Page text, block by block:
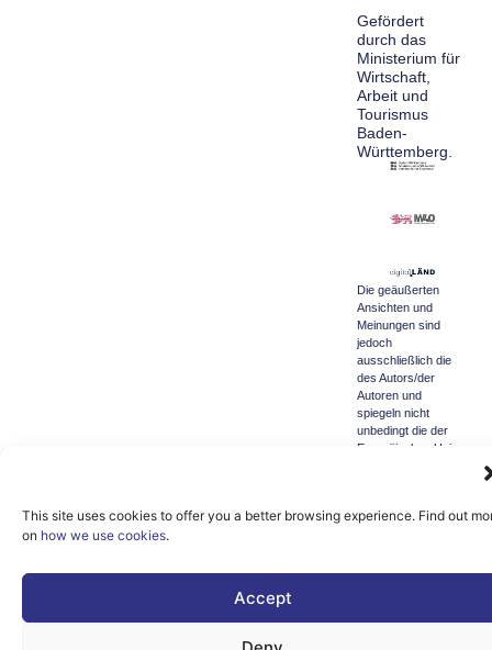
This site uses cookies to offer you a better browsing experience. Find out
on how we use cookies.
Accept
Gefördert
durch das
Ministerium für
Wirtschaft,
Arbeit und
Tourismus
Baden-
Württemberg.
Die geäußerten
Ansichten und
Meinungen sind
jedoch
ausschließlich die
des Autors/der
Autoren und
spiegeln nicht
unbedingt die der
Europäischen Union
Inhalte und
Europäische Union
können für sie